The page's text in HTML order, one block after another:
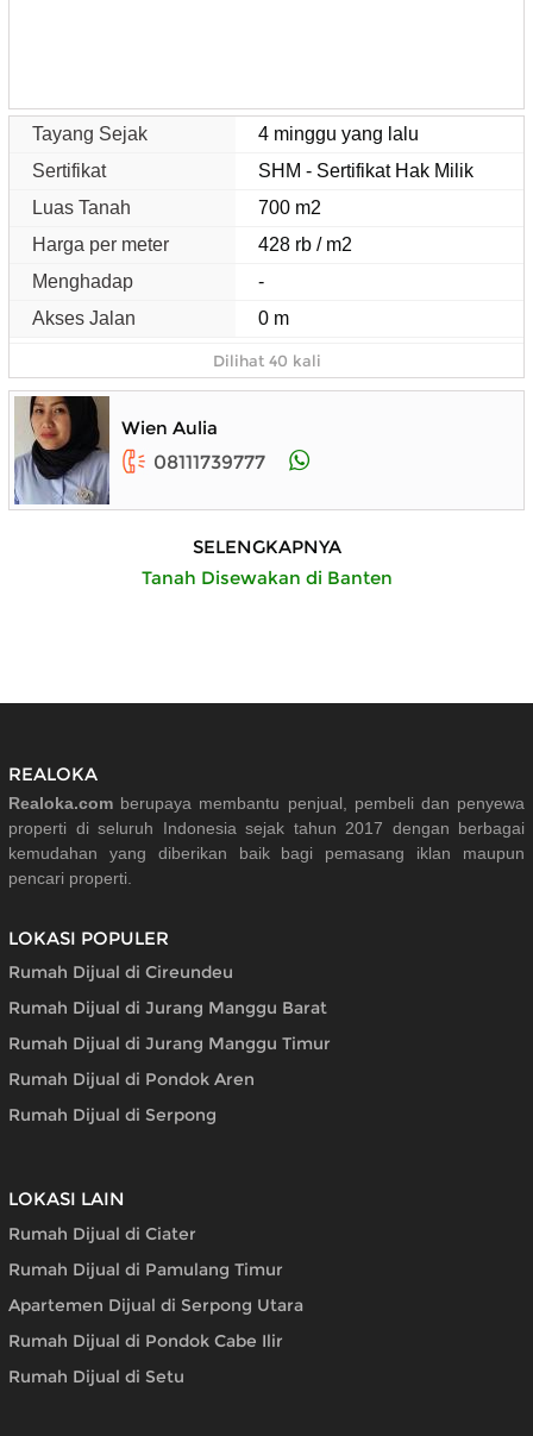
Tayang Sejak
4 minggu yang lalu
Sertifikat
SHM - Sertifikat Hak Milik
Luas Tanah
700 m2
Harga per meter
428 rb / m2
Menghadap
-
Akses Jalan
0 m
Dilihat 40 kali
Wien Aulia
08111739777
SELENGKAPNYA
Tanah Disewakan di Banten
REALOKA
Realoka.com berupaya membantu penjual, pembeli dan penyewa
properti di seluruh Indonesia sejak tahun 2017 dengan berbagai
kemudahan yang diberikan baik bagi pemasang iklan maupun
pencari properti.
LOKASI POPULER
Rumah Dijual di Cireundeu
Rumah Dijual di Jurang Manggu Barat
Rumah Dijual di Jurang Manggu Timur
Rumah Dijual di Pondok Aren
Rumah Dijual di Serpong
LOKASI LAIN
Rumah Dijual di Ciater
Rumah Dijual di Pamulang Timur
Apartemen Dijual di Serpong Utara
Rumah Dijual di Pondok Cabe Ilir
Rumah Dijual di Setu